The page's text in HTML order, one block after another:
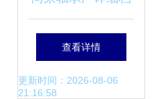
案 塑造精密机械行
业的技术脊梁
查看详情
更新时间：2026-08-06
21:16:58